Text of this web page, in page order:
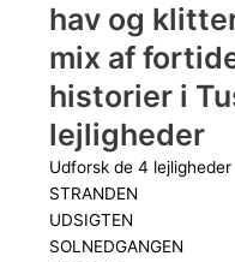
hav og
mix af
historier i
lejligheder
Udforsk de 4 lejligheder
STRANDEN
UDSIGTEN
SOLNEDGANGEN